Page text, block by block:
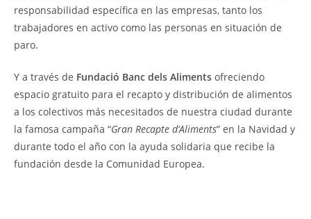
responsabilidad específica en las empresas, tanto los
trabajadores en activo como las personas en situación de
paro.
Y a través de Fundació Banc dels Aliments ofreciendo
espacio gratuito para el recapto y distribución de alimentos
a los colectivos más necesitados de nuestra ciudad durante
la famosa campaña “Gran Recapte d’Aliments” en la Navidad y
durante todo el año con la ayuda solidaria que recibe la
fundación desde la Comunidad Europea.